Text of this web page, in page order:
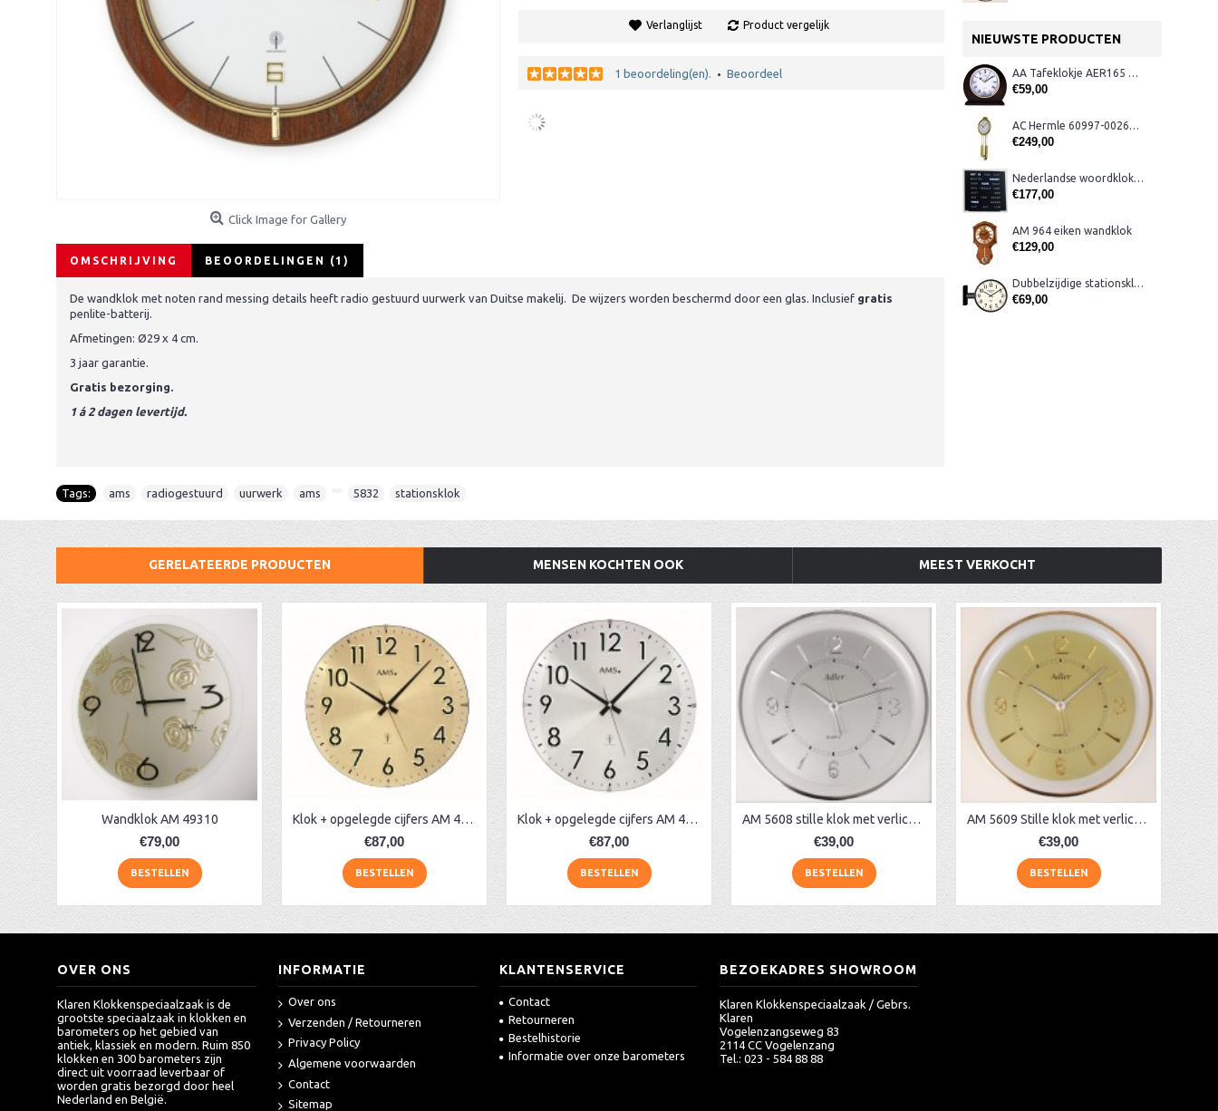
NIEUWSTE PRODUCTEN
AA Tafeklokje AER165 noten
€59,00
AC Hermle 60997-00261 wandklok
€249,00
Nederlandse woordklok zwart AMS 1265
€177,00
AM 964 eiken wandklok
€129,00
Dubbelzijdige stationsklok metaal 1879
€69,00
Click Image for Gallery
Verlanglijst Product vergelijk
1 beoordeling(en). • Beoordeel
OMSCHRIJVING BEOORDELINGEN (1)
De wandklok met noten rand messing details heeft radio gestuurd uurwerk van Duitse makelij. De wijzers worden beschermd door een glas. Inclusief gratis
penlite-batterij.
Afmetingen: Ø29 x 4 cm.
3 jaar garantie.
Gratis bezorging.
1 á 2 dagen levertijd.
Tags: ams radiogestuurd uurwerk ams 5832 stationsklok
GERELATEERDE PRODUCTEN MENSEN KOCHTEN OOK MEEST VERKOCHT
Wandklok AM 49310
€79,00
BESTELLEN
Klok + opgelegde cijfers AM 45974, matmessing
€87,00
BESTELLEN
Klok + opgelegde cijfers AM 45973, matchroom
€87,00
BESTELLEN
AM 5608 stille klok met verlichting
€39,00
BESTELLEN
AM 5609 Stille klok met verlichting
€39,00
BESTELLEN
OVER ONS
Klaren Klokkenspeciaalzaak is de
grootste speciaalzaak in klokken en
barometers op het gebied van
antiek, klassiek en modern. Ruim 850
klokken en 300 barometers zijn
direct uit voorraad leverbaar of
worden gratis bezorgd door heel
Nederland en België.
INFORMATIE
Over ons
Verzenden / Retourneren
Privacy Policy
Algemene voorwaarden
Contact
Sitemap
KLANTENSERVICE
Contact
Retourneren
Bestelhistorie
Informatie over onze barometers
BEZOEKADRES SHOWROOM
Klaren Klokkenspeciaalzaak / Gebrs.
Klaren
Vogelenzangseweg 83
2114 CC Vogelenzang
Tel.: 023 - 584 88 88